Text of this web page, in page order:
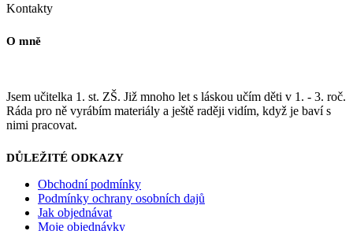
Kontakty
O mně
Jsem učitelka 1. st. ZŠ. Již mnoho let s láskou učím děti v 1. - 3. roč.
Ráda pro ně vyrábím materiály a ještě raději vidím, když je baví s
nimi pracovat.
DŮLEŽITÉ ODKAZY
Obchodní podmínky
Podmínky ochrany osobních dajů
Jak objednávat
Moje objednávky